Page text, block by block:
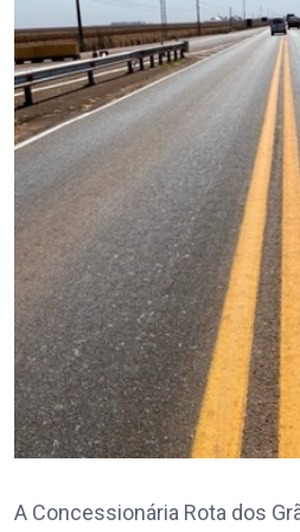
A Concessionária Rota dos